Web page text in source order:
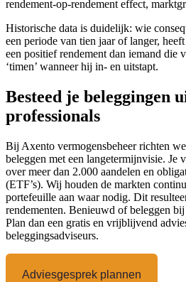
rendement-op-rendement effect,
Historische data is duidelijk: wie
een periode van tien jaar of langer,
een positief rendement dan iemand die
‘timen’ wanneer hij in- en uitstapt.
Besteed je beleggingen
professionals
Bij Axento vermogensbeheer richten
beleggen met een langetermijnvisie. Je
over meer dan 2.000 aandelen en
(ETF’s). Wij houden de markten
portefeuille aan waar nodig. Dit
rendementen. Benieuwd of beleggen
Plan dan een gratis en vrijblijvend
beleggingsadviseurs.
Adviesgesprek plannen